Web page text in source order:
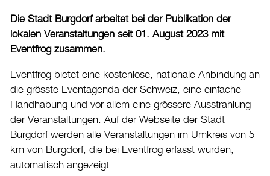
Verwaltung & Politik
Wirtschaft
Aktuelles
Burgdorf baut
Home
Öffnungszeiten & Kontakt
Die Stadt Burgdorf arbeitet bei der Publikation der
lokalen Veranstaltungen seit 01. August 2023 mit
Eventfrog zusammen.
Eventfrog bietet eine kostenlose, nationale Anbindung an
die grösste Eventagenda der Schweiz, eine einfache
Handhabung und vor allem eine grössere Ausstrahlung
der Veranstaltungen. Auf der Webseite der Stadt
Burgdorf werden alle Veranstaltungen im Umkreis von 5
km von Burgdorf, die bei Eventfrog erfasst wurden,
automatisch angezeigt.